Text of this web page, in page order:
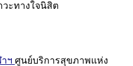
ะทางใจนิสิต
ฯ ศูนย์บริการสุขภาพแห่ง